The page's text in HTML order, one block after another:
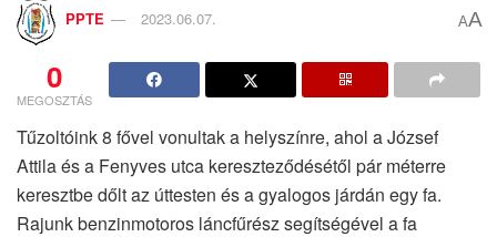
PPTE 2023.06.07. AA
0
MEGOSZTÁS
Tűzoltóink 8 fővel vonultak a helyszínre, ahol a József
Attila és a Fenyves utca kereszteződésétől pár méterre
keresztbe dőlt az úttesten és a gyalogos járdán egy fa.
Rajunk benzinmotoros láncfűrész segítségével a fa